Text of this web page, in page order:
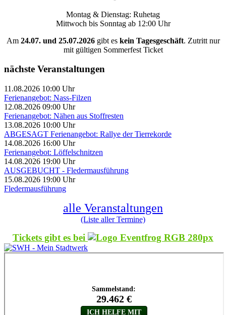
Montag & Dienstag: Ruhetag
Mittwoch bis Sonntag ab 12:00 Uhr
Am 24.07. und 25.07.2026gibt eskein Tagesgeschäft. Zutritt nur
mit gültigen Sommerfest Ticket
nächste Veranstaltungen
11.08.2026 10:00 Uhr
Ferienangebot: Nass-Filzen
12.08.2026 09:00 Uhr
Ferienangebot: Nähen aus Stoffresten
13.08.2026 10:00 Uhr
ABGESAGT Ferienangebot: Rallye der Tierrekorde
14.08.2026 16:00 Uhr
Ferienangebot: Löffelschnitzen
14.08.2026 19:00 Uhr
AUSGEBUCHT - Fledermausführung
15.08.2026 19:00 Uhr
Fledermausführung
alle Veranstaltungen
(Liste aller Termine)
Tickets gibt es bei